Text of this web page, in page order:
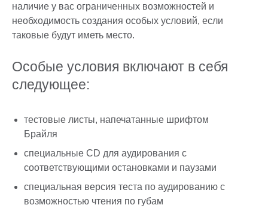
наличие у вас ограниченных возможностей и
необходимость создания особых условий, если
таковые будут иметь место.
Особые условия включают в себя
следующее:
тестовые листы, напечатанные шрифтом
Брайля
специальные CD для аудирования с
соответствующими остановками и паузами
специальная версия теста по аудированию с
возможностью чтения по губам